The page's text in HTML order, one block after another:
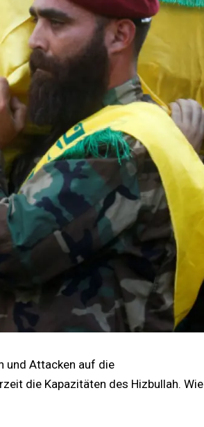
und Attacken auf die
die Kapazitäten des Hizbullah. Wie